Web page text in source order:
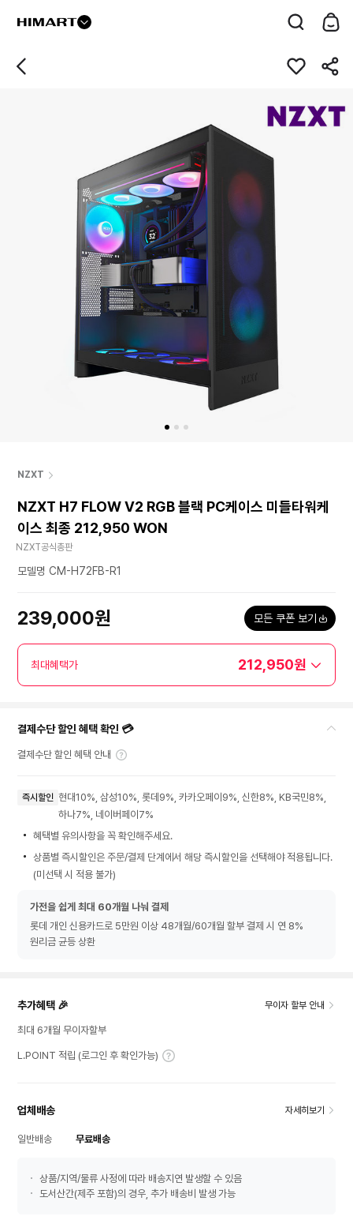
NZXT
NZXT H7 FLOW V2 RGB 블랙 PC케이스 미들타워케
이스 최종 212,950 WON
NZXT공식총판
모델명 CM-H72FB-R1
239,000원 모든 쿠폰 보기
최대혜택가 212,950원
결제수단 할인 혜택 확인 💳
결제수단 할인 혜택 안내
즉시할인 현대10%, 삼성10%, 롯데9%, 카카오페이9%, 신한8%, KB국민8%,
하나7%, 네이버페이7%
혜택별 유의사항을 꼭 확인해주세요.
상품별 즉시할인은 주문/결제 단계에서 해당 즉시할인을 선택해야 적용됩니다.
(미선택 시 적용 불가)
가전을 쉽게 최대 60개월 나눠 결제
롯데 개인 신용카드로 5만원 이상 48개월/60개월 할부 결제 시 연 8%
원리금 균등 상환
추가혜택 🎉 무이자 할부 안내
최대 6개월 무이자할부
L.POINT 적립 (로그인 후 확인가능)
업체배송 자세히보기
일반배송 무료배송
상품/지역/물류 사정에 따라 배송지연 발생할 수 있음
도서산간(제주 포함)의 경우, 추가 배송비 발생 가능